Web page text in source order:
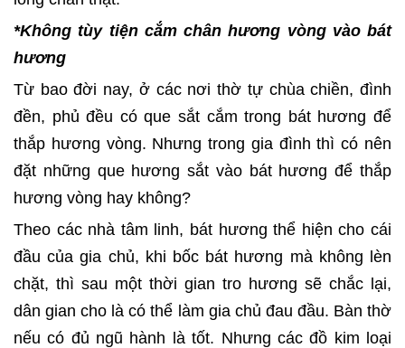
*Không tùy tiện cắm chân hương vòng vào bát
hương
Từ bao đời nay, ở các nơi thờ tự chùa chiền, đình
đền, phủ đều có que sắt cắm trong bát hương để
thắp hương vòng. Nhưng trong gia đình thì có nên
đặt những que hương sắt vào bát hương để thắp
hương vòng hay không?
Theo các nhà tâm linh, bát hương thể hiện cho cái
đầu của gia chủ, khi bốc bát hương mà không lèn
chặt, thì sau một thời gian tro hương sẽ chắc lại,
dân gian cho là có thể làm gia chủ đau đầu. Bàn thờ
nếu có đủ ngũ hành là tốt. Nhưng các đồ kim loại